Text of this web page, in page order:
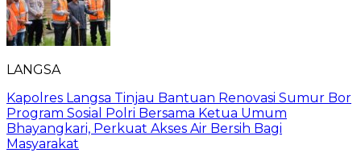
LANGSA
Kapolres Langsa Tinjau Bantuan Renovasi Sumur Bor
Program Sosial Polri Bersama Ketua Umum
Bhayangkari, Perkuat Akses Air Bersih Bagi
Masyarakat